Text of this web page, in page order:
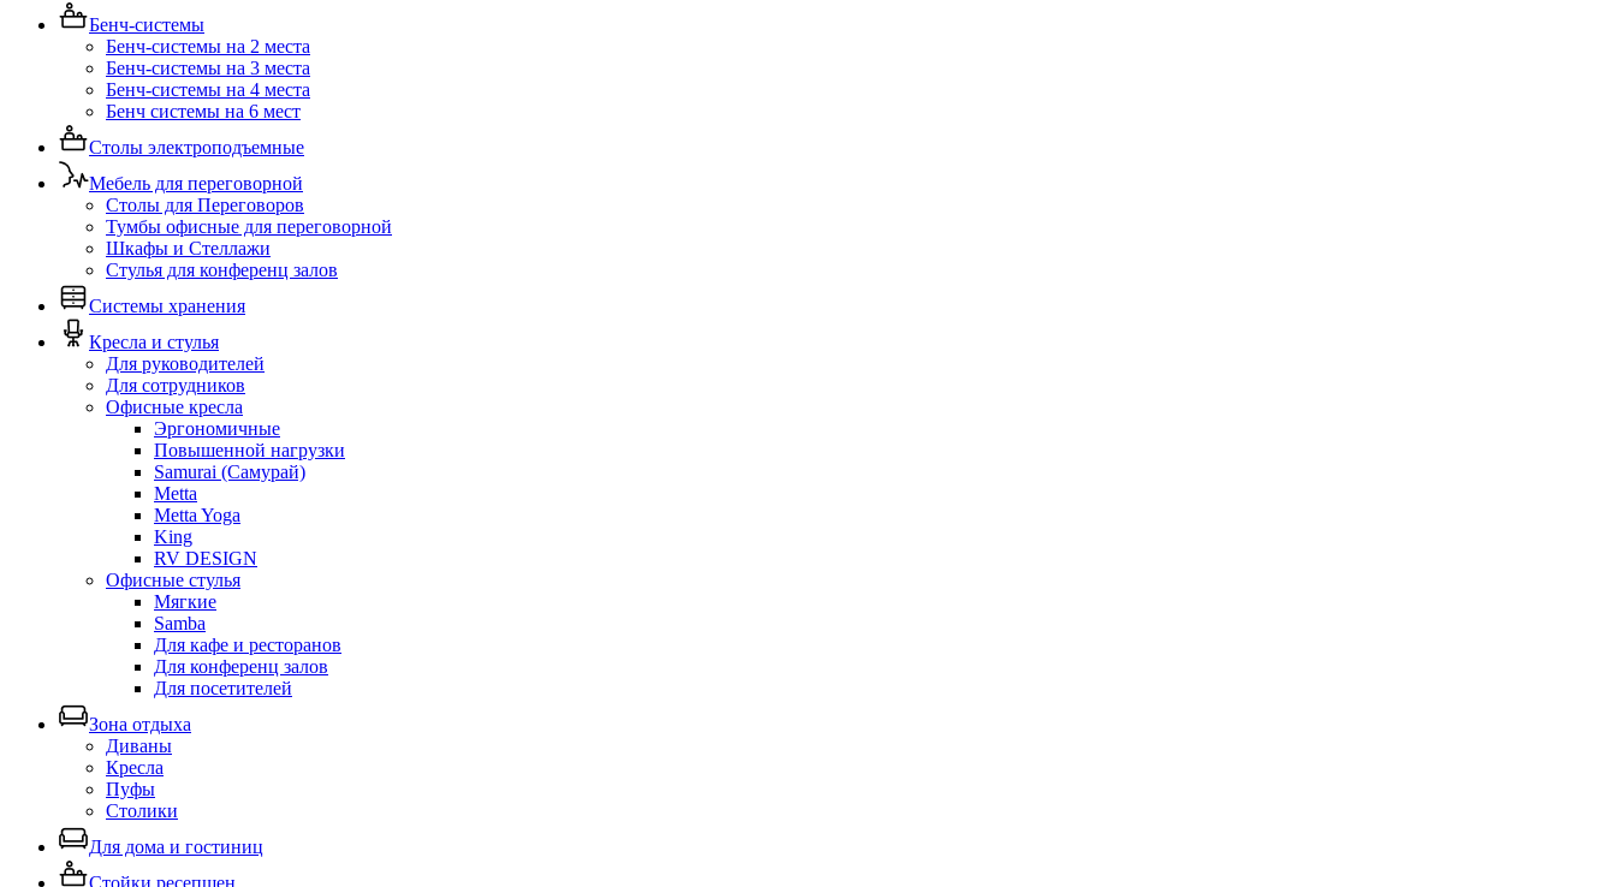
Бенч-системы
Бенч-системы на 2 места
Бенч-системы на 3 места
Бенч-системы на 4 места
Бенч системы на 6 мест
Столы электроподъемные
Мебель для переговорной
Столы для Переговоров
Тумбы офисные для переговорной
Шкафы и Стеллажи
Стулья для конференц залов
Системы хранения
Кресла и стулья
Для руководителей
Для сотрудников
Офисные кресла
Эргономичные
Повышенной нагрузки
Samurai (Самурай)
Metta
Metta Yoga
King
RV DESIGN
Офисные стулья
Мягкие
Samba
Для кафе и ресторанов
Для конференц залов
Для посетителей
Зона отдыха
Диваны
Кресла
Пуфы
Столики
Для дома и гостиниц
Стойки ресепшен